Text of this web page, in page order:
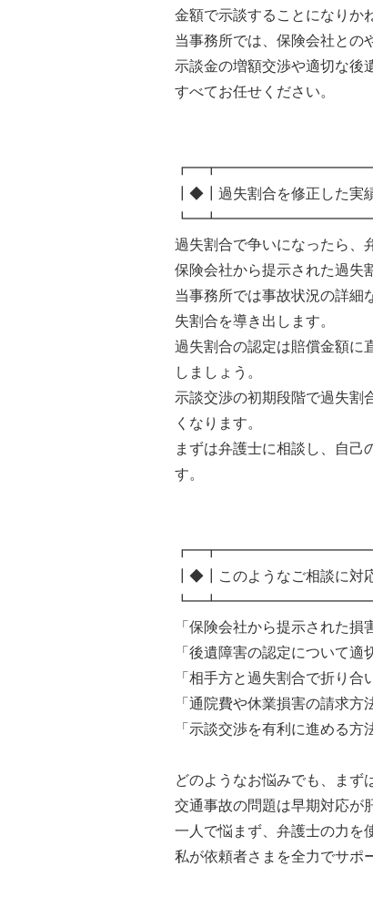
金額で示談することになりか
当事務所では、保険会社との
示談金の増額交渉や適切な後
すべてお任せください。
┃◆┃過失割合を修正した実
過失割合で争いになったら、
保険会社から提示された過失
当事務所では事故状況の詳細
失割合を導き出します。
過失割合の認定は賠償金額に
しましょう。
示談交渉の初期段階で過失割
くなります。
まずは弁護士に相談し、自己
す。
┃◆┃このようなご相談に対
「保険会社から提示された損
「後遺障害の認定について適
「相手方と過失割合で折り合
「通院費や休業損害の請求方
「示談交渉を有利に進める方
どのようなお悩みでも、まず
交通事故の問題は早期対応が
一人で悩まず、弁護士の力を
私が依頼者さまを全力でサポ